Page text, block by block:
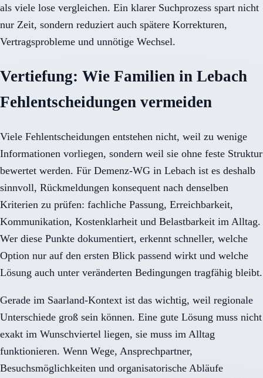
als viele lose vergleichen. Ein klarer Suchprozess spart nicht
nur Zeit, sondern reduziert auch spätere Korrekturen,
Vertragsprobleme und unnötige Wechsel.
Vertiefung: Wie Familien in Lebach
Fehlentscheidungen vermeiden
Viele Fehlentscheidungen entstehen nicht, weil zu wenige
Informationen vorliegen, sondern weil sie ohne feste Struktur
bewertet werden. Für Demenz-WG in Lebach ist es deshalb
sinnvoll, Rückmeldungen konsequent nach denselben
Kriterien zu prüfen: fachliche Passung, Erreichbarkeit,
Kommunikation, Kostenklarheit und Belastbarkeit im Alltag.
Wer diese Punkte dokumentiert, erkennt schneller, welche
Option nur auf den ersten Blick passend wirkt und welche
Lösung auch unter veränderten Bedingungen tragfähig bleibt.
Gerade im Saarland-Kontext ist das wichtig, weil regionale
Unterschiede groß sein können. Eine gute Lösung muss nicht
exakt im Wunschviertel liegen, sie muss im Alltag
funktionieren. Wenn Wege, Ansprechpartner,
Besuchsmöglichkeiten und organisatorische Abläufe